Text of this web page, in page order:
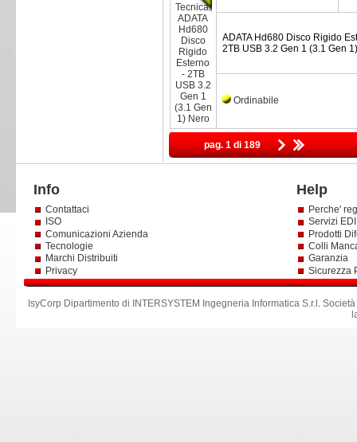
ADATA Hd680 Disco Rigido
2TB USB 3.2 Gen 1 (3.1 Gen
Ordinabile
pag. 1 di 189
Info Help
Contattaci
ISO
Comunicazioni Azienda
Tecnologie
Marchi Distribuiti
Privacy
Perche'
Servizi
Prodotti
Colli
Garanzia
Sicurezza
IsyCorp Dipartimento di INTERSYSTEM Ingegneria Informatica S.r.l .